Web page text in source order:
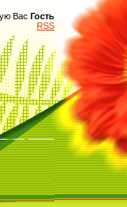
Вас Гость
RSS